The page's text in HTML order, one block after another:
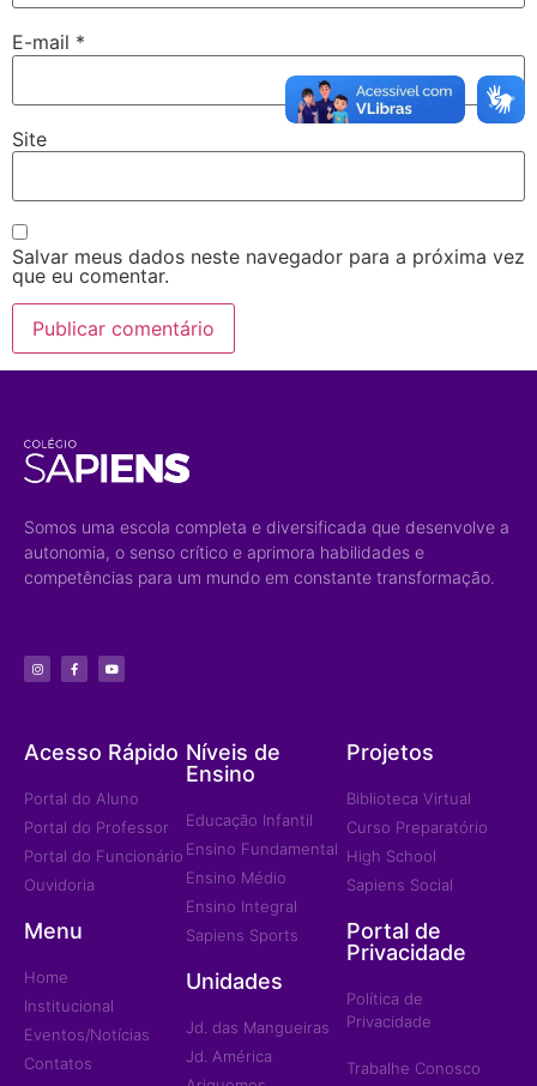
E-mail *
Site
Salvar meus dados neste navegador para a próxima vez
que eu comentar.
Somos uma escola completa e diversificada que desenvolve a
autonomia, o senso crítico e aprimora habilidades e
competências para um mundo em constante transformação.
Acesso Rápido
Portal do Aluno
Portal do Professor
Portal do Funcionário
Ouvidoria
Menu
Home
Institucional
Eventos/Notícias
Contatos
Níveis de
Ensino
Educação Infantil
Ensino Fundamental
Ensino Médio
Ensino Integral
Sapiens Sports
Unidades
Jd. das Mangueiras
Jd. América
Projetos
Biblioteca Virtual
Curso Preparatório
High School
Sapiens Social
Portal de
Privacidade
Política de
Privacidade
Trabalhe Conosco